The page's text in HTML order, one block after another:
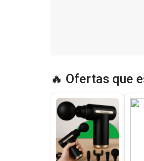
🔥 Ofertas que